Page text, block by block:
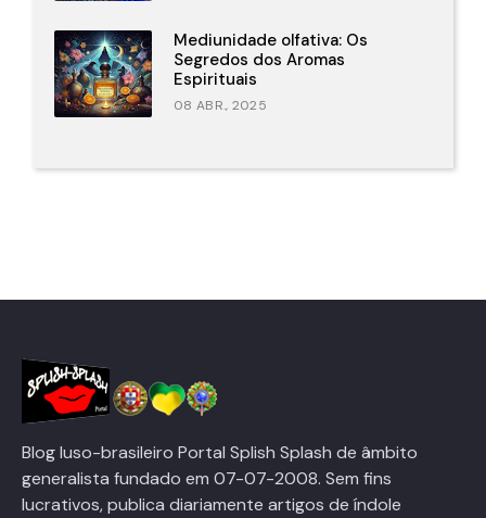
Mediunidade olfativa: Os
Segredos dos Aromas
Espirituais
08 ABR., 2025
Blog luso-brasileiro Portal Splish Splash de âmbito
generalista fundado em 07-07-2008. Sem fins
lucrativos, publica diariamente artigos de índole